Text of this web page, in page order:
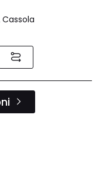
Cassola